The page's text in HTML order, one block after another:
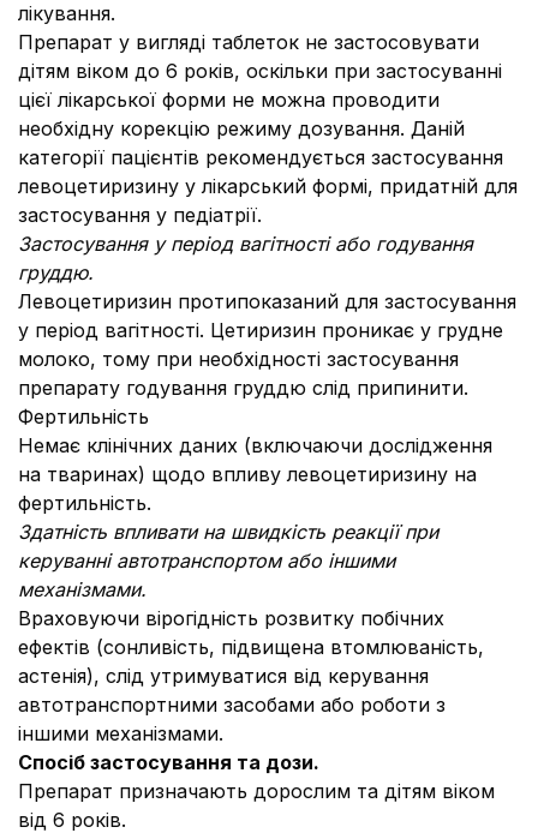
лікування.
Препарат у вигляді таблеток не застосовувати
дітям віком до 6 років, оскільки при застосуванні
цієї лікарської форми не можна проводити
необхідну корекцію режиму дозування. Даній
категорії пацієнтів рекомендується застосування
левоцетиризину у лікарський формі, придатній для
застосування у педіатрії.
Застосування у період вагітності або годування
груддю.
Левоцетиризин протипоказаний для застосування
у період вагітності. Цетиризин проникає у грудне
молоко, тому при необхідності застосування
препарату годування груддю слід припинити.
Фертильність
Немає клінічних даних (включаючи дослідження
на тваринах) щодо впливу левоцетиризину на
фертильність.
Здатність впливати на швидкість реакції при
керуванні автотранспортом або іншими
механізмами.
Враховуючи вірогідність розвитку побічних
ефектів (сонливість, підвищена втомлюваність,
астенія), слід утримуватися від керування
автотранспортними засобами або роботи з
іншими механізмами.
Спосіб застосування та дози.
Препарат призначають дорослим та дітям віком
від 6 років.